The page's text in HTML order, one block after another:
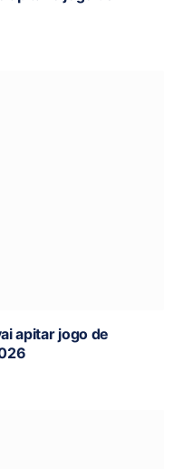
apitar jogo de